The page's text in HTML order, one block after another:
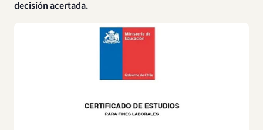
decisión acertada.